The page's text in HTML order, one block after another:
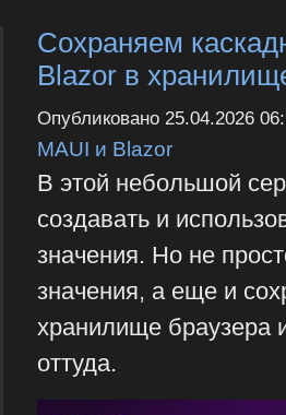
Сохраняем
Blazor в
Опубликовано 25.04.2026
MAUI и Blazor
В этой небольшой
создавать и
значения. Но не
значения, а еще и
хранилище браузера
оттуда.